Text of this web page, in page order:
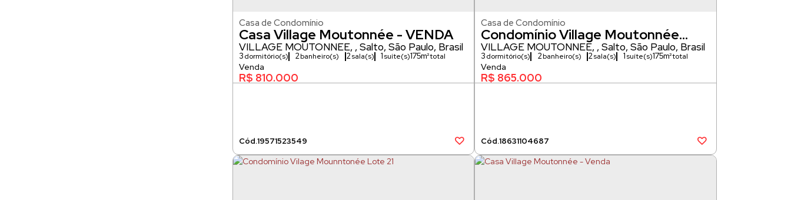
Casa Village Moutonnée - VENDA
Casa de Condomínio
R$ 810.000
19571523549
VILLAGE MOUTONNÉE , Salto, São Paulo, Brasil
3 dormitório(s) 2banheiro(s) 2 sala(s) 1suíte(s)175m²
104m²
Condomínio Village Moutonnée
Lote 53
Casa de Condomínio
R$ 865.000
18631104687
VILLAGE MOUTONNÉE ,Salto,São Paulo, Brasil
3dormitório(s) 2banheiro(s) 2sala(s) 1 suíte(s)175m²
1vaga(s)